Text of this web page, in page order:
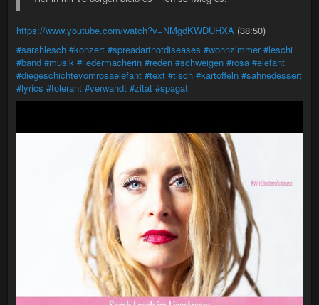
https://www.youtube.com/watch?v=NMgdKWDUHXA (38:50)
#sarahlesch #konzert #spreadartnotdiseases #wohnzimmer #leschi
#band #musik #liedermacherin #reden #schweigen #rosa #elefant
#diegeschichtevomrosaelefant #text #tisch #kartoffeln #sahnedessert
#lyrics #tolerant #verwandt #zitat #spagat